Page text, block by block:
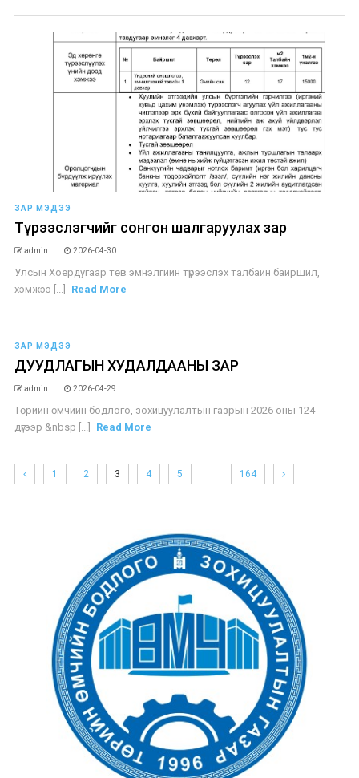
ЗАР МЭДЭЭ
Түрээслэгчийг сонгон шалгаруулах зар
admin 2026-04-30
Улсын Хоёрдугаар төв эмнэлгийн түрээслэх талбайн байршил,
хэмжээ [...]
Read More
ЗАР МЭДЭЭ
ДУУДЛАГЫН ХУДАЛДААНЫ ЗАР
admin 2026-04-29
Төрийн өмчийн бодлого, зохицуулалтын газрын 2026 оны 124
дүгээр &nbsp [...]
Read More
1 2 3 4 5 … 164